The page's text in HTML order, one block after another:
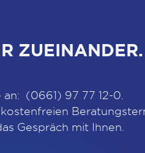
ZUEINANDER.
(0661) 97 77 12-0.
Gespräch mit Ihnen.